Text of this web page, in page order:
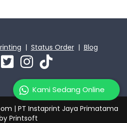
| Status Order| Blog
Kami Sedang Online
| PT Instaprint Jaya Primatama
Printsoft